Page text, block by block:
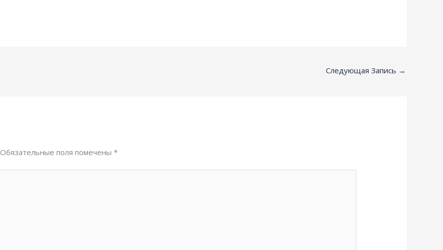
Следующая Запись →
Обязательные поля помечены*